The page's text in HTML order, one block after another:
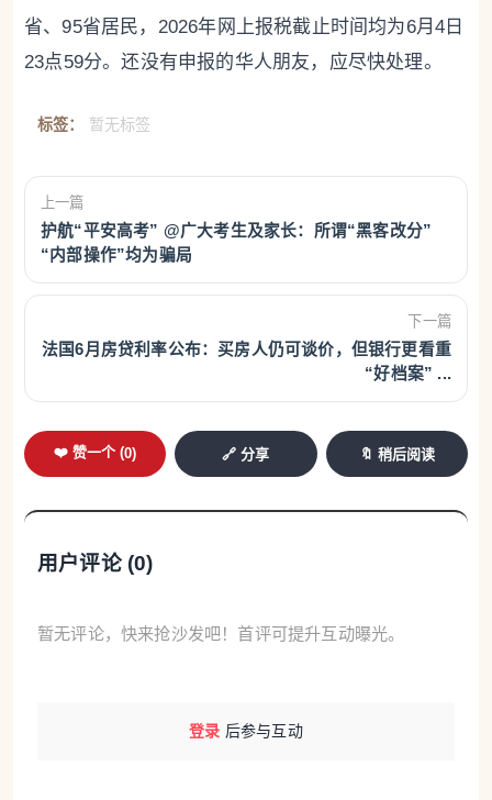
省、95省居民，2026年网上报税截止时间均为6月4日
23点59分。还没有申报的华人朋友，应尽快处理。
标签： 暂无标签
上一篇
护航“平安高考” @广大考生及家长：所谓“黑客改分”
“内部操作”均为骗局
下一篇
法国6月房贷利率公布：买房人仍可谈价，但银行更看重
“好档案” ...
❤️ 赞一个 (0) 🔗 分享 🔖 稍后阅读
用户评论 (0)
暂无评论，快来抢沙发吧！首评可提升互动曝光。
登录 后参与互动